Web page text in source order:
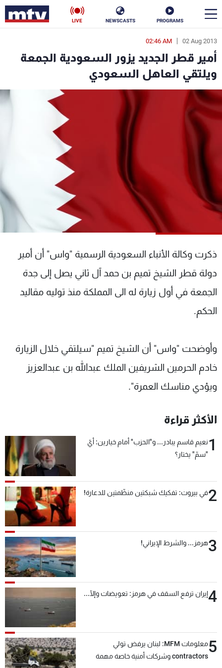
PROGRAMS
NEWSCASTS
LIVE
02 Aug 2013
02:46 AM
أمير قطر الجديد يزور السعودية الجمعة
ويلتقي العاهل السعودي
ذكرت وكالة الأنباء السعودية الرسمية "واس" أن أمير
دولة قطر الشيخ تميم بن حمد آل ثاني يصل إلى جدة
الجمعة في أول زيارة له الى المملكة منذ توليه مقاليد
الحكم.
وأوضحت "واس" أن الشيخ تميم "سيلتقي خلال الزيارة
خادم الحرمين الشريفين الملك عبدالله بن عبدالعزيز
ويؤدي مناسك العمرة".
الأكثر قراءة
1نعيم قاسم يبادر... و"الحزب" أمام خيارين: أيّ
"سمّ" يختار؟
2في بيروت: تفكيك شبكتين منظّمتين للدعارة!
3هرمز... والشرط الإيراني!
4إيران ترفع السقف في هرمز: تعويضات وإلّا...
5
معلومات MFM: لبنان يرفض تولي
contractors وشركات أمنية خاصة مهمة
en
الأخبار
سياسة ناس
إقتصاد
كأس العالم
البرامج
شاهد البرامج
عن MTV
الإنـتـاج
وظائف
تواصل معنا
شروط الإسـتخدام